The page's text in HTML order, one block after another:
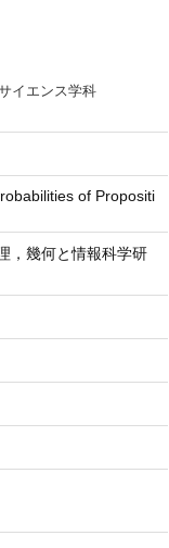
イエンス学科
of Propositi
，幾何と情報科学研